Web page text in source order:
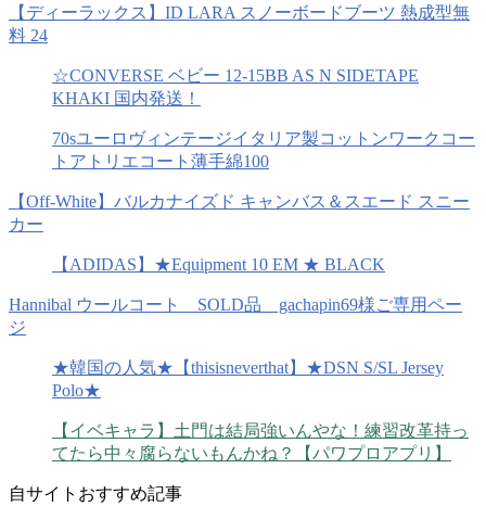
【ディーラックス】ID LARA スノーボードブーツ 熱成型無
料 24
☆CONVERSE ベビー 12-15BB AS N SIDETAPE
KHAKI 国内発送！
70sユーロヴィンテージイタリア製コットンワークコー
トアトリエコート薄手綿100
【Off-White】バルカナイズド キャンバス＆スエード スニー
カー
【ADIDAS】★Equipment 10 EM ★ BLACK
Hannibal ウールコート SOLD品 gachapin69様ご専用ペー
ジ
★韓国の人気★【thisisneverthat】★DSN S/SL Jersey
Polo★
【イベキャラ】土門は結局強いんやな！練習改革持っ
てたら中々腐らないもんかね？【パワプロアプリ】
自サイトおすすめ記事